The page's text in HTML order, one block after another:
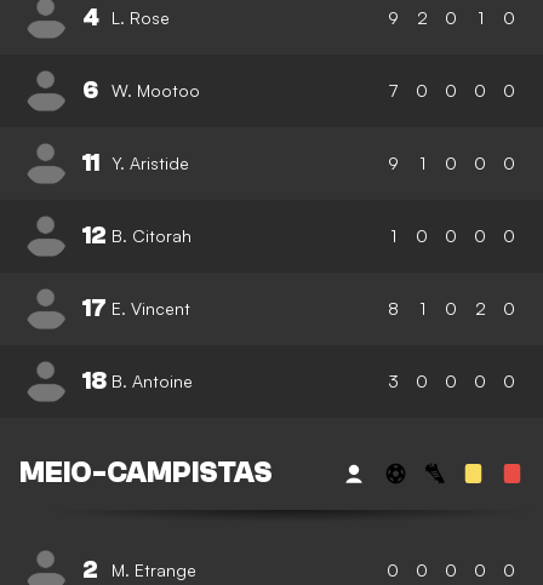
4 L. Rose 9 2 0 1 0
6 W. Mootoo 7 0 0 0 0
11 Y. Aristide 9 1 0 0 0
12 B. Citorah 1 0 0 0 0
17 E. Vincent 8 1 0 2 0
18 B. Antoine 3 0 0 0 0
MEIO-CAMPISTAS
2 M. Etrange 0 0 0 0 0